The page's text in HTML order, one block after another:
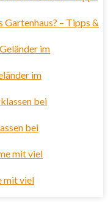
– Tipps &
im
bei
mit viel